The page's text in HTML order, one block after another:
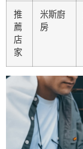
推
薦
店
家
米斯廚
房